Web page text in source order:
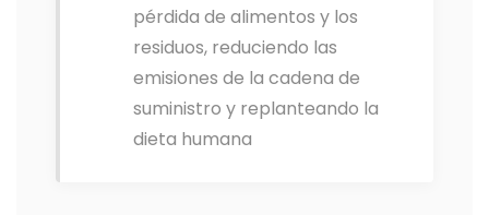
pérdida de alimentos y los
residuos, reduciendo las
emisiones de la cadena de
suministro y replanteando la
dieta humana